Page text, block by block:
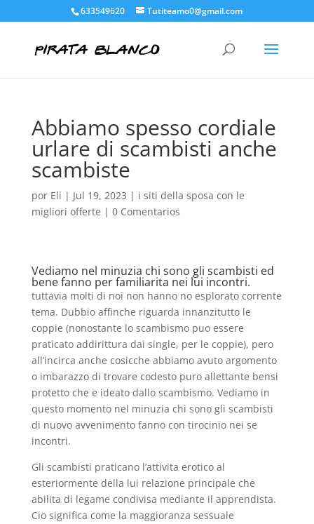
633549620 Tutiteamo0@gmail.com
Abbiamo spesso cordiale
urlare di scambisti anche
scambiste
por Eli | Jul 19, 2023 | i siti della sposa con le
migliori offerte | 0 Comentarios
Vediamo nel minuzia chi sono gli scambisti ed
bene fanno per familiarita nei lui incontri.
tuttavia molti di noi non hanno no esplorato corrente
tema. Dubbio affinche riguarda innanzitutto le
coppie (nonostante lo scambismo puo essere
praticato addirittura dai single, per le coppie), pero
all’incirca anche cosicche abbiamo avuto argomento
o imbarazzo di trovare codesto puro allettante bensi
protetto che e ideato dallo scambismo. Vediamo in
questo momento nel minuzia chi sono gli scambisti
di nuovo avvenimento fanno con tirocinio nei se
incontri.
Gli scambisti praticano l’attivita erotico al
esteriormente della lui relazione principale che
abilita di legame condivisa mediante il apprendista.
Cio significa come la maggioranza sessuale